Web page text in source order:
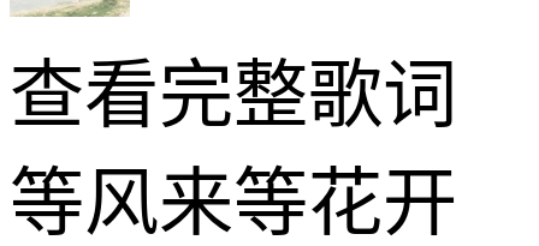
查看完整歌词
等风来等花开